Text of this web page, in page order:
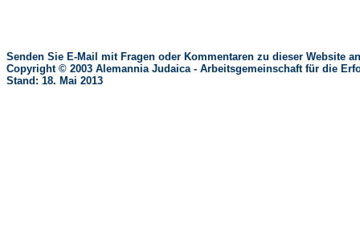
Senden Sie E-Mail mit Fragen oder Kommentaren zu dieser Website
Copyright © 2003 Alemannia Judaica - Arbeitsgemeinschaft für die
Stand: 18. Mai 2013